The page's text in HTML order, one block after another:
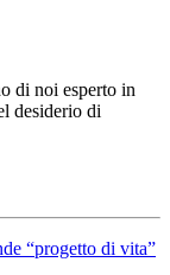
di noi esperto in
desiderio di
“progetto di vita”